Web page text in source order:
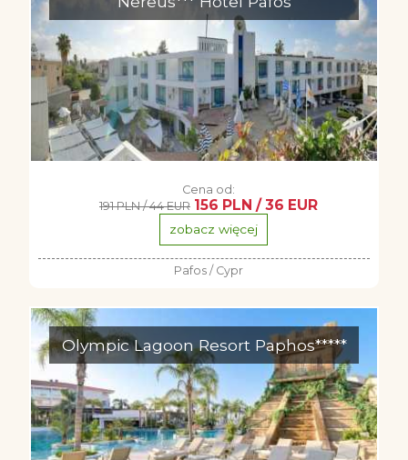
Cena od:
191 PLN / 44 EUR 156 PLN / 36 EUR
zobacz więcej
Pafos / Cypr
Olympic Lagoon Resort Paphos*****